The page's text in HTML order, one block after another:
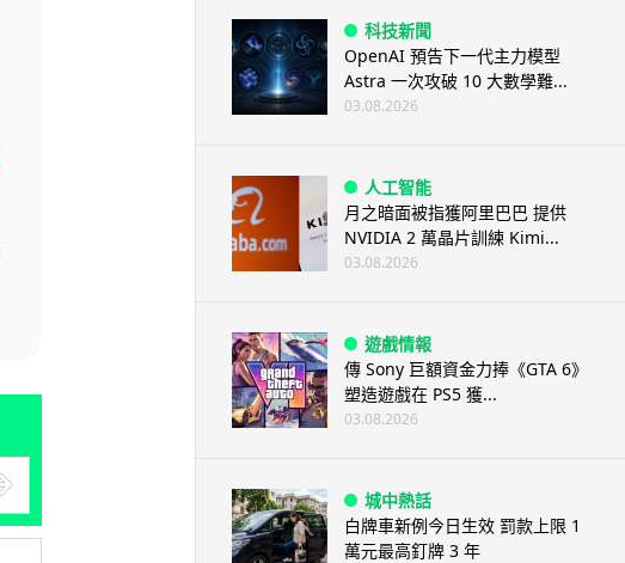
科技新聞
OpenAI 預告下一代主力模型
Astra 一次攻破 10 大數學難...
03.08.2026
人工智能
月之暗面被指獲阿里巴巴 提供
NVIDIA 2 萬晶片訓練 Kimi...
03.08.2026
遊戲情報
傳 Sony 巨額資金力捧《GTA 6》
塑造遊戲在 PS5 獲...
03.08.2026
城中熱話
白牌車新例今日生效 罰款上限 1
萬元最高釘牌 3 年